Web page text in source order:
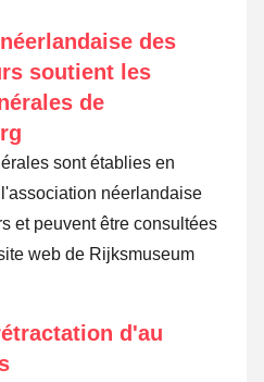
des
soutient les
de
sont établies en
néerlandaise
et peuvent être consultées
web de Rijksmuseum
d'au